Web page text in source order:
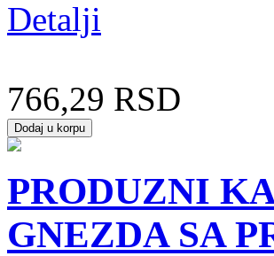
Detalji
766,29 RSD
PRODUZNI
GNEZDA SA